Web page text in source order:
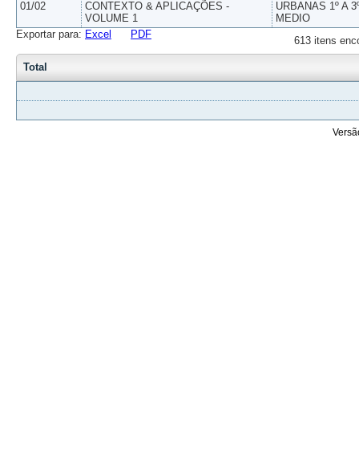
01/02
CONTEXTO & APLICAÇÕES -
VOLUME 1
URBANAS 1º A
MEDIO
613 itens
Exportar para: Excel PDF
Total